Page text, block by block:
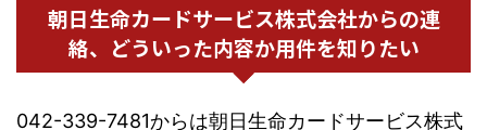
朝日生命カードサービス株式会社からの連
絡、どういった内容か用件を知りたい
042-339-7481からは朝日生命カードサービス株式